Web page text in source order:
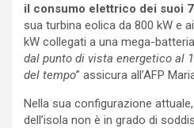
il consumo elettrico dei suoi
sua turbina eolica da 800 kW e
kW collegati a una mega-batteria
dal punto di vista energetico al
del tempo” assicura all’AFP
Nella sua configurazione
dell’isola non è in grado di